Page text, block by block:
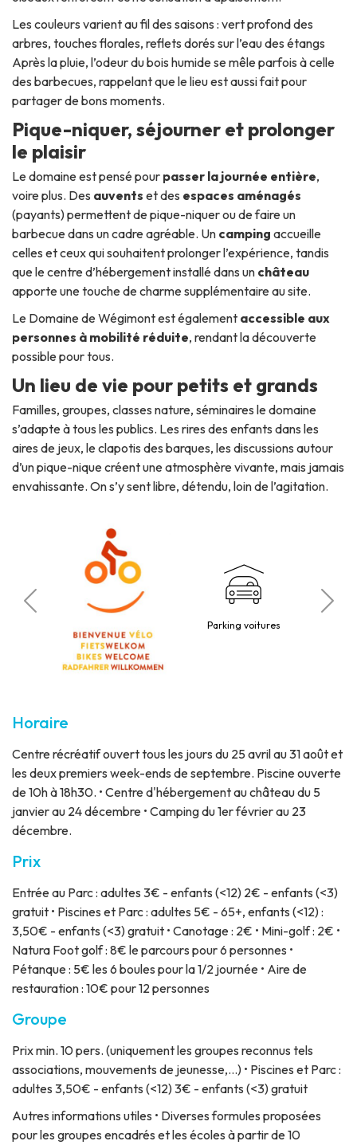
Les couleurs varient au fil des saisons : vert profond des
arbres, touches florales, reflets dorés sur l’eau des étangs
Après la pluie, l’odeur du bois humide se mêle parfois à celle
des barbecues, rappelant que le lieu est aussi fait pour
partager de bons moments.
Pique-niquer, séjourner et prolonger
le plaisir
Le domaine est pensé pour passer la journée entière,
voire plus. Des auvents et des espaces aménagés
(payants) permettent de pique-niquer ou de faire un
barbecue dans un cadre agréable. Un camping accueille
celles et ceux qui souhaitent prolonger l’expérience, tandis
que le centre d’hébergement installé dans un château
apporte une touche de charme supplémentaire au site.
Le Domaine de Wégimont est également accessible aux
personnes à mobilité réduite, rendant la découverte
possible pour tous.
Un lieu de vie pour petits et grands
Familles, groupes, classes nature, séminaires le domaine
s’adapte à tous les publics. Les rires des enfants dans les
aires de jeux, le clapotis des barques, les discussions autour
d’un pique-nique créent une atmosphère vivante, mais jamais
envahissante. On s’y sent libre, détendu, loin de l’agitation.
Parking voitures
Horaire
Centre récréatif ouvert tous les jours du 25 avril au 31 août et
les deux premiers week-ends de septembre. Piscine ouverte
de 10h à 18h30. • Centre d'hébergement au château du 5
janvier au 24 décembre • Camping du 1er février au 23
décembre.
Prix
Entrée au Parc : adultes 3€ - enfants (<12) 2€ - enfants (<3)
gratuit • Piscines et Parc : adultes 5€ - 65+, enfants (<12) :
3,50€ - enfants (<3) gratuit • Canotage : 2€ • Mini-golf : 2€ •
Natura Foot golf : 8€ le parcours pour 6 personnes •
Pétanque : 5€ les 6 boules pour la 1/2 journée • Aire de
restauration : 10€ pour 12 personnes
Groupe
Prixmin. 10 pers. (uniquement les groupes reconnus tels
associations, mouvements de jeunesse,...) • Piscines et Parc :
adultes 3,50€ - enfants (<12) 3€ - enfants (<3) gratuit
Autres informations utiles • Diverses formules proposées
pour les groupes encadrés et les écoles à partir de 10